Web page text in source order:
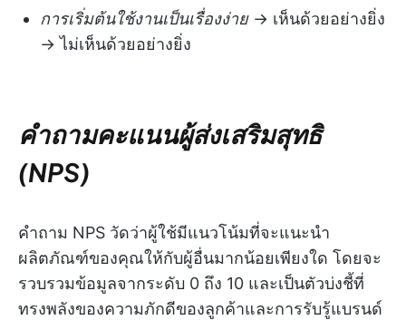
การเริ่มต้นใช้งานเป็นเรื่องง่าย → เห็นด้วยอย่างยิ่ง
→ ไม่เห็นด้วยอย่างยิ่ง
คำถามคะแนนผู้ส่งเสริมสุทธิ
(NPS)
คำถาม NPS วัดว่าผู้ใช้มีแนวโน้มที่จะแนะนำ
ผลิตภัณฑ์ของคุณให้กับผู้อื่นมากน้อยเพียงใด โดยจะ
รวบรวมข้อมูลจากระดับ 0 ถึง 10 และเป็นตัวบ่งชี้ที่
ทรงพลังของความภักดีของลูกค้าและการรับรู้แบรนด์